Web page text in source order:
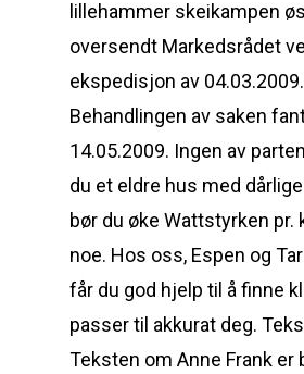
lillehammer skeikampen
oversendt Markedsrådet
ekspedisjon av 04.03.2009.
Behandlingen av saken
14.05.2009. Ingen av
du et eldre hus med
bør du øke Wattstyrken pr.
noe. Hos oss, Espen og
får du god hjelp til å finne
passer til akkurat deg.
Teksten om Anne Frank er